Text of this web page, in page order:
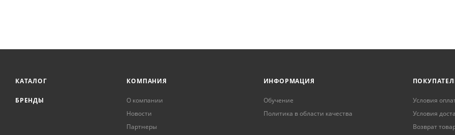
КАТАЛОГ
БРЕНДЫ
КОМПАНИЯ
О компании
Новости
Партнеры
ИНФОРМАЦИЯ
Обучение
Политика в области качества
Условия
Условия
Возврат